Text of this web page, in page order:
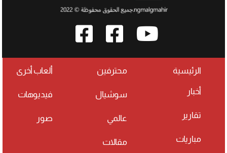
الرئيسية
أخبار
تقارير
مباريات
محترفين
سوشيال
عالمي
مقالات
ألعاب أخرى
فيديوهات
صور